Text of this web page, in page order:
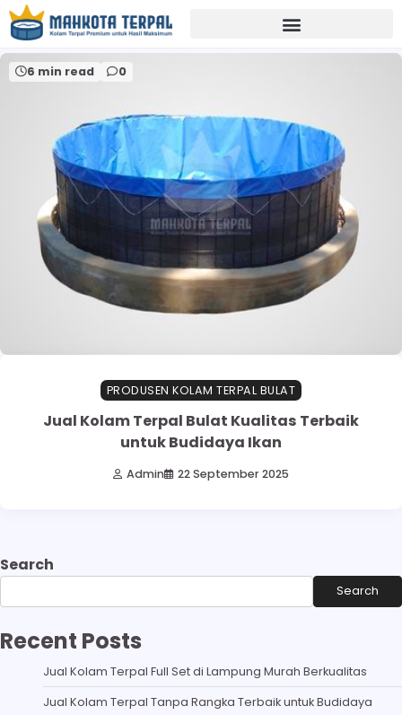
Home media budidaya intensif
6 min read 0
PRODUSEN KOLAM TERPAL BULAT
Jual Kolam Terpal Bulat Kualitas Terbaik
untuk Budidaya Ikan
Admin 22 September 2025
Search
Search
Recent Posts
Jual Kolam Terpal Full Set di Lampung Murah Berkualitas
Jual Kolam Terpal Tanpa Rangka Terbaik untuk Budidaya